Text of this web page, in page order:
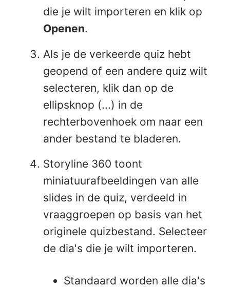
die je wilt importeren en klik op
Openen.
Als je de verkeerde quiz hebt
geopend of een andere quiz wilt
selecteren, klik dan op de
ellipsknop (...) in de
rechterbovenhoek om naar een
ander bestand te bladeren.
Storyline 360 toont
miniatuurafbeeldingen van alle
slides in de quiz, verdeeld in
vraaggroepen op basis van het
originele quizbestand. Selecteer
de dia's die je wilt importeren.
Standaard worden alle dia's